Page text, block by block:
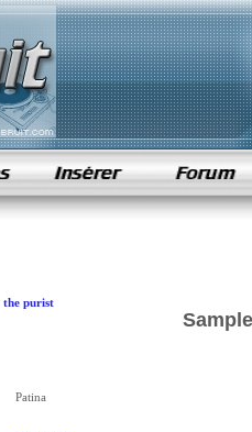
the purist
Patina